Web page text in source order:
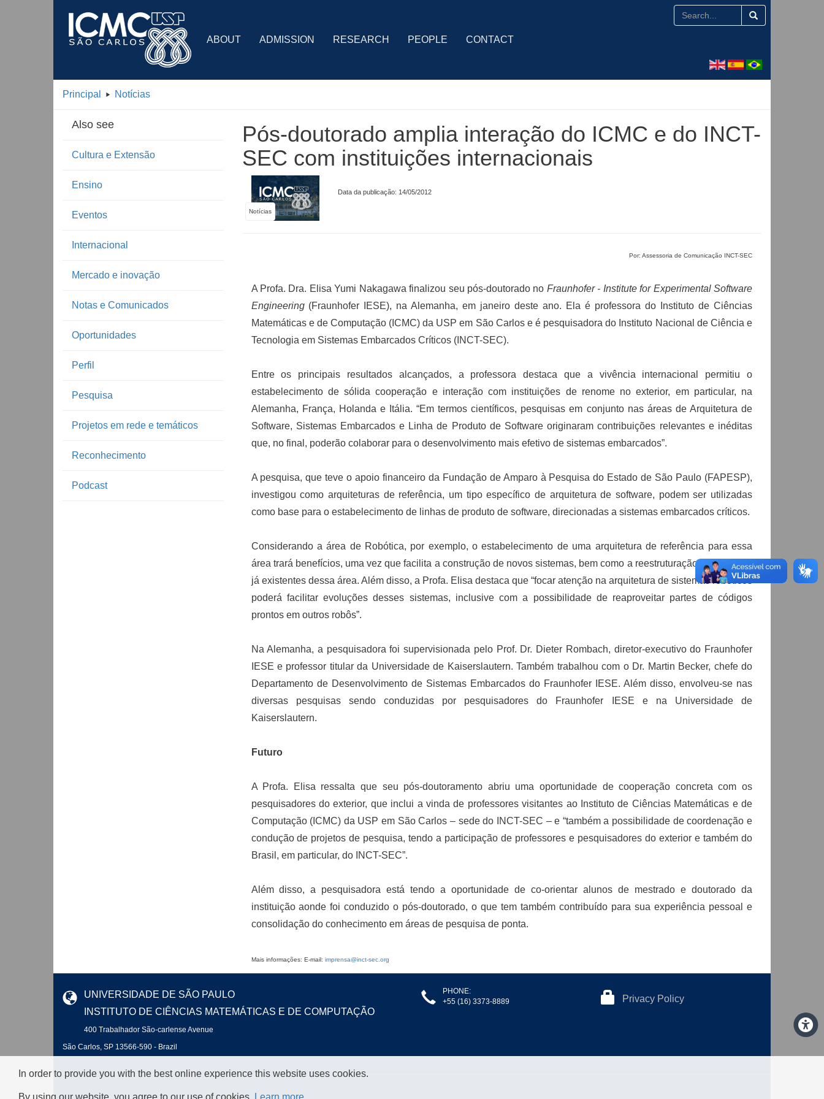
ABOUT ADMISSION RESEARCH PEOPLE CONTACT
Principal Notícias
Also see
Cultura e Extensão
Ensino
Eventos
Internacional
Mercado e inovação
Notas e Comunicados
Oportunidades
Perfil
Pesquisa
Projetos em rede e temáticos
Reconhecimento
Podcast
Pós-doutorado amplia interação do ICMC e do INCT-
SEC com instituições internacionais
Notícias
Data da publicação: 14/05/2012
Por: Assessoria de Comunicação INCT-SEC
A Profa. Dra. Elisa Yumi Nakagawa finalizou seu pós-doutorado no Fraunhofer - Institute for Experimental Software
Engineering(Fraunhofer IESE), na Alemanha, em janeiro deste ano. Ela é professora do Instituto de Ciências
Matemáticas e de Computação (ICMC) da USP em São Carlos e é pesquisadora do Instituto Nacional de Ciência e
Tecnologia em Sistemas Embarcados Críticos (INCT-SEC).
Entre os principais resultados alcançados, a professora destaca que a vivência internacional permitiu o
estabelecimento de sólida cooperação e interação com instituições de renome no exterior, em particular, na
Alemanha, França, Holanda e Itália. “Em termos científicos, pesquisas em conjunto nas áreas de Arquitetura de
Software, Sistemas Embarcados e Linha de Produto de Software originaram contribuições relevantes e inéditas
que, no final, poderão colaborar para o desenvolvimento mais efetivo de sistemas embarcados”.
A pesquisa, que teve o apoio financeiro da Fundação de Amparo à Pesquisa do Estado de São Paulo (FAPESP),
investigou como arquiteturas de referência, um tipo específico de arquitetura de software, podem ser utilizadas
como base para o estabelecimento de linhas de produto de software, direcionadas a sistemas embarcados críticos.
Considerando a área de Robótica, por exemplo, o estabelecimento de uma arquitetura de referência para essa
área trará benefícios, uma vez que facilita a construção de novos sistemas, bem como a reestruturação de sistemas
já existentes dessa área. Além disso, a Profa. Elisa destaca que “focar atenção na arquitetura de sistemas robóticos
poderá facilitar evoluções desses sistemas, inclusive com a possibilidade de reaproveitar partes de códigos
prontos em outros robôs”.
Na Alemanha, a pesquisadora foi supervisionada pelo Prof. Dr. Dieter Rombach, diretor-executivo do Fraunhofer
IESE e professor titular da Universidade de Kaiserslautern. Também trabalhou com o Dr. Martin Becker, chefe do
Departamento de Desenvolvimento de Sistemas Embarcados do Fraunhofer IESE. Além disso, envolveu-se nas
diversas pesquisas sendo conduzidas por pesquisadores do Fraunhofer IESE e na Universidade de
Kaiserslautern.
Futuro
A Profa. Elisa ressalta que seu pós-doutoramento abriu uma oportunidade de cooperação concreta com os
pesquisadores do exterior, que inclui a vinda de professores visitantes ao Instituto de Ciências Matemáticas e de
Computação (ICMC) da USP em São Carlos – sede do INCT-SEC – e “também a possibilidade de coordenação e
condução de projetos de pesquisa, tendo a participação de professores e pesquisadores do exterior e também do
Brasil, em particular, do INCT-SEC”.
Além disso, a pesquisadora está tendo a oportunidade de co-orientar alunos de mestrado e doutorado da
instituição aonde foi conduzido o pós-doutorado, o que tem também contribuído para sua experiência pessoal e
consolidação do conhecimento em áreas de pesquisa de ponta.
Mais informações: E-mail: imprensa@inct-sec.org
UNIVERSIDADE DE SÃO PAULO
INSTITUTO DE CIÊNCIAS MATEMÁTICAS E DE COMPUTAÇÃO
400 Trabalhador São-carlense Avenue
São Carlos, SP 13566-590 - Brazil
PHONE:
+55 (16) 3373-8889
Privacy Policy
In order to provide you with the best online experience this website uses cookies.
By using our website, you agree to our use of cookies. Learn more